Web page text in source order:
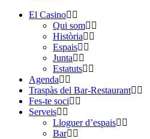
El Casino
Qui som
Història
Espais
Junta
Estatuts
Agenda
Traspàs del Bar-Restaurant
Fes-te soci
Serveis
Lloguer d’espais
Bar